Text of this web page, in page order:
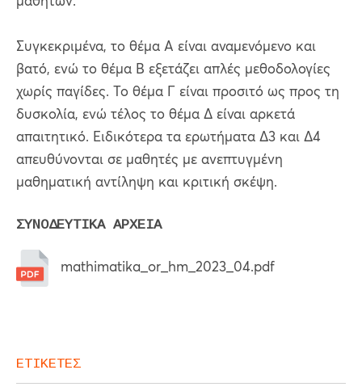
Συγκεκριμένα, το θέμα Α είναι αναμενόμενο και
βατό, ενώ το θέμα Β εξετάζει απλές μεθοδολογίες
χωρίς παγίδες. Το θέμα Γ είναι προσιτό ως προς τη
δυσκολία, ενώ τέλος το θέμα Δ είναι αρκετά
απαιτητικό. Ειδικότερα τα ερωτήματα Δ3 και Δ4
απευθύνονται σε μαθητές με ανεπτυγμένη
μαθηματική αντίληψη και κριτική σκέψη.
ΣΥΝΟΔΕΥΤΙΚΑ ΑΡΧΕΙΑ
mathimatika_or_hm_2023_04.pdf
ΕΤΙΚΕΤΕΣ